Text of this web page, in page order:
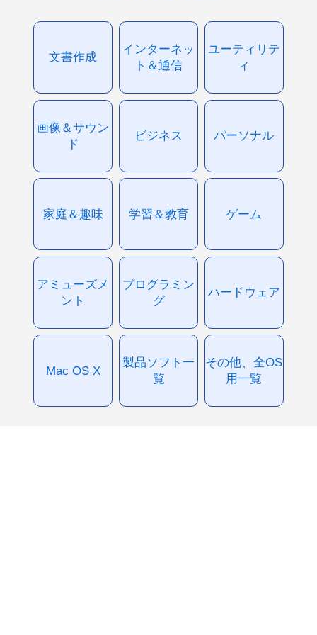
文書作成
インターネッ
ト＆通信
ユーティリテ
ィ
画像＆サウン
ド
ビジネス パーソナル
家庭＆趣味 学習＆教育 ゲーム
アミューズメ
ント
プログラミン
グ
ハードウェア
Mac OS X
製品ソフト一
覧
その他、全OS
用一覧